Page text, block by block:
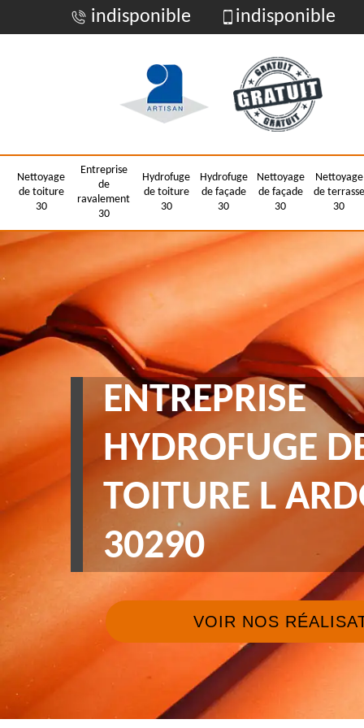
indisponible indisponible
Nettoyage
de toiture
30
Entreprise
de
ravalement
30
Hydrofuge
de toiture
30
Hydrofuge
de façade
30
Nettoyage
de façade
30
Nettoyage
de terrasse
30
ENTREPRISE
HYDROFUGE
TOITURE L
30290
VOIR NOS